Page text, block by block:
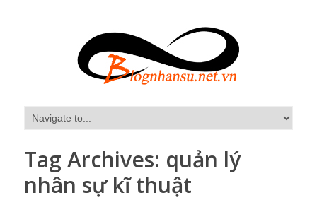
Tag Archives: quản lý
nhân sự kĩ thuật